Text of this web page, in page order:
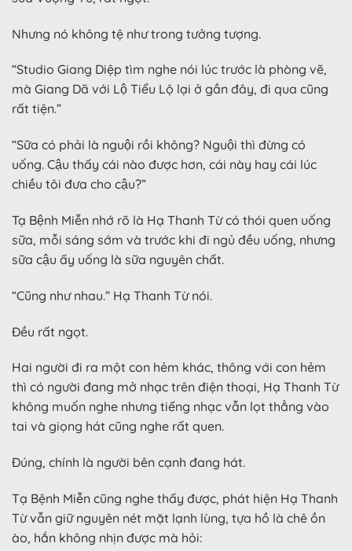
Nhưng nó không tệ như trong tưởng tượng.
“Studio Giang Diệp tìm nghe nói lúc trước là phòng vẽ,
mà Giang Dã với Lộ Tiểu Lộ lại ở gần đây, đi qua cũng
rất tiện.”
“Sữa có phải là nguội rồi không? Nguội thì đừng có
uống. Cậu thấy cái nào được hơn, cái này hay cái lúc
chiều tôi đưa cho cậu?”
Tạ Bệnh Miễn nhớ rõ là Hạ Thanh Từ có thói quen uống
sữa, mỗi sáng sớm và trước khi đi ngủ đều uống, nhưng
sữa cậu ấy uống là sữa nguyên chất.
“Cũng như nhau.” Hạ Thanh Từ nói.
Đều rất ngọt.
Hai người đi ra một con hẻm khác, thông với con hẻm
thì có người đang mở nhạc trên điện thoại, Hạ Thanh Từ
không muốn nghe nhưng tiếng nhạc vẫn lọt thẳng vào
tai và giọng hát cũng nghe rất quen.
Đúng, chính là người bên cạnh đang hát.
Tạ Bệnh Miễn cũng nghe thấy được, phát hiện Hạ Thanh
Từ vẫn giữ nguyên nét mặt lạnh lùng, tựa hồ là chê ồn
ào, hắn không nhịn được mà hỏi: